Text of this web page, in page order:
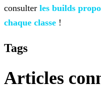
consulter les builds
chaque classe !
Tags
Articles